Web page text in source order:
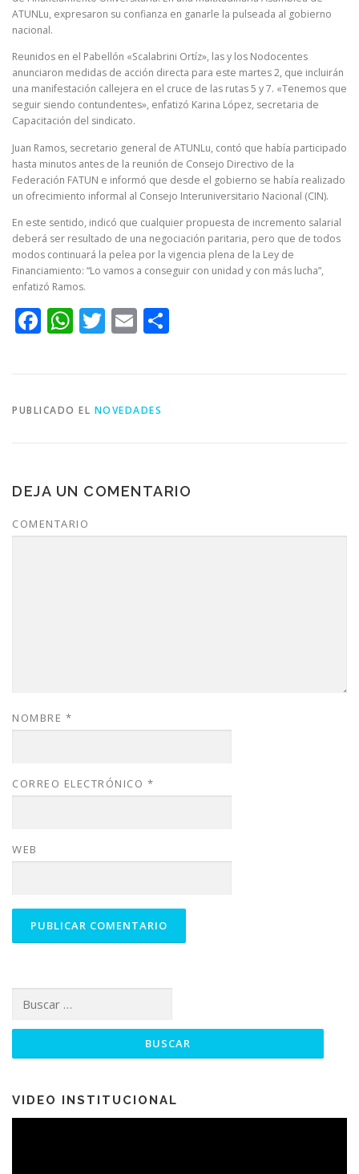
ATUNLu, expresaron su confianza en ganarle la pulseada al gobierno
nacional.
Reunidos en el Pabellón «Scalabrini Ortíz», las y los Nodocentes
anunciaron medidas de acción directa para este martes 2, que incluirán
una manifestación callejera en el cruce de las rutas 5 y 7. «Tenemos que
seguir siendo contundentes», enfatizó Karina López, secretaria de
Capacitación del sindicato.
Juan Ramos, secretario general de ATUNLu, contó que había participado
hasta minutos antes de la reunión de Consejo Directivo de la
Federación FATUN e informó que desde el gobierno se había realizado
un ofrecimiento informal al Consejo Interuniversitario Nacional (CIN).
En este sentido, indicó que cualquier propuesta de incremento salarial
deberá ser resultado de una negociación paritaria, pero que de todos
modos continuará la pelea por la vigencia plena de la Ley de
Financiamiento: “Lo vamos a conseguir con unidad y con más lucha”,
enfatizó Ramos.
Facebook
WhatsApp
Twitter
Email
PUBLICADO EL NOVEDADES
DEJA UN COMENTARIO
COMENTARIO
NOMBRE *
CORREO ELECTRÓNICO *
WEB
VIDEO INSTITUCIONAL